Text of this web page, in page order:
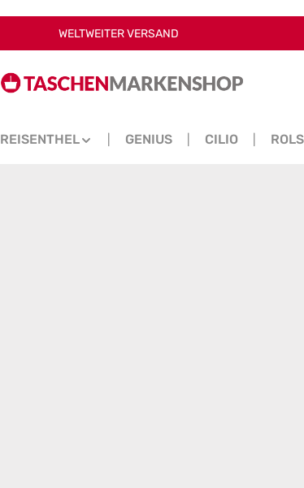
WELTWEITER VERSAND
REISENTHEL GENIUS CILIO